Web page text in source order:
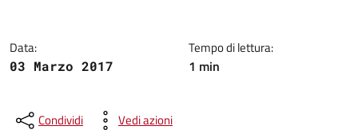
Data:
03 Marzo 2017
Tempo di lettura:
1 min
Condividi Vedi azioni